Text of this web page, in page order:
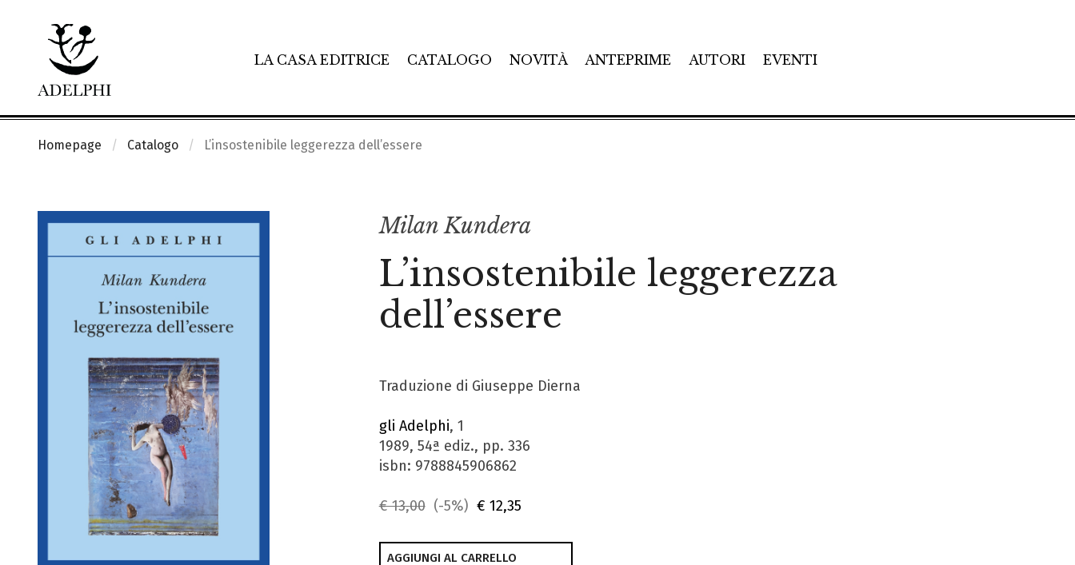
LA CASA EDITRICE CATALOGO NOVITÀ ANTEPRIME AUTORI EVENTI
Homepage Catalogo L’insostenibile leggerezza dell’essere
Milan Kundera
L’insostenibile leggerezza
dell’essere
Traduzione di Giuseppe Dierna
gli Adelphi, 1
1989, 54ª ediz., pp. 336
isbn: 9788845906862
€ 13,00 (-5%) € 12,35
AGGIUNGI AL CARRELLO